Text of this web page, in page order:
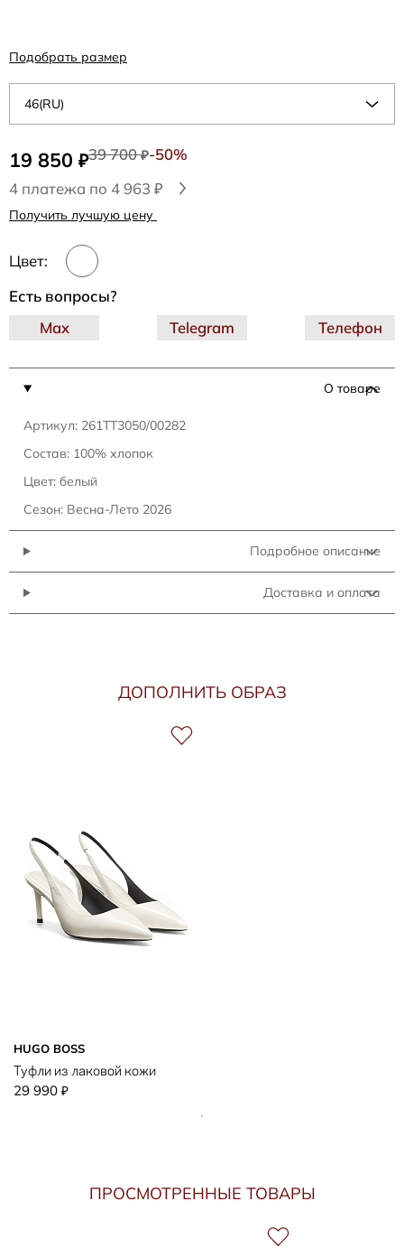
19 850 ₽39 700₽-50%
4 платежа по 4 963 ₽
Получить лучшую цену
Цвет:
46(RU)
Подобрать размер
О товаре
Артикул: 261TT3050/00282
Состав: 100% хлопок
Цвет: белый
Сезон: Весна-Лето 2026
Подробное описание
Доставка и оплата
Есть вопросы?
Telegram
Max Телефон
ДОПОЛНИТЬ ОБРАЗ
HUGO BOSS
Туфли из лаковой кожи
29 990 ₽
ПРОСМОТРЕННЫЕ ТОВАРЫ